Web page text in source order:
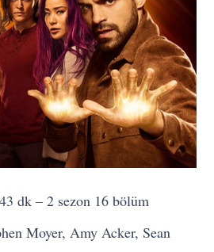
dk – 2 sezon 16 bölüm
Moyer, Amy Acker, Sean